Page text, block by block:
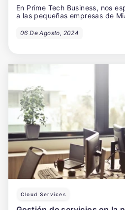
En Prime Tech Business, nos
a las pequeñas empresas de
06 De Agosto, 2024
Cloud Services